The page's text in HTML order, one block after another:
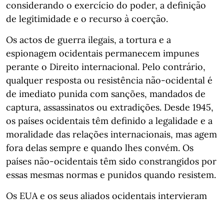
considerando o exercício do poder, a definição
de legitimidade e o recurso à coerção.
Os actos de guerra ilegais, a tortura e a
espionagem ocidentais permanecem impunes
perante o Direito internacional. Pelo contrário,
qualquer resposta ou resistência não-ocidental é
de imediato punida com sanções, mandados de
captura, assassinatos ou extradições. Desde 1945,
os países ocidentais têm definido a legalidade e a
moralidade das relações internacionais, mas agem
fora delas sempre e quando lhes convém. Os
países não-ocidentais têm sido constrangidos por
essas mesmas normas e punidos quando resistem.
Os EUA e os seus aliados ocidentais intervieram